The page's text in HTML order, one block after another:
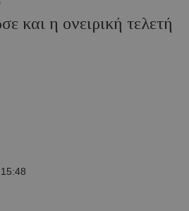
και η ονειρική τελετή